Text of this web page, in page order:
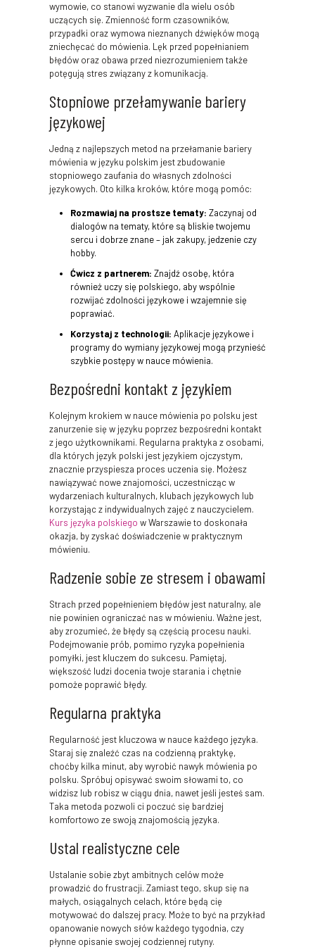
wymowie, co stanowi wyzwanie dla wielu osób
uczących się. Zmienność form czasowników,
przypadki oraz wymowa nieznanych dźwięków mogą
zniechęcać do mówienia. Lęk przed popełnianiem
błędów oraz obawa przed niezrozumieniem także
potęgują stres związany z komunikacją.
Stopniowe przełamywanie bariery
językowej
Jedną z najlepszych metod na przełamanie bariery
mówienia w języku polskim jest zbudowanie
stopniowego zaufania do własnych zdolności
językowych. Oto kilka kroków, które mogą pomóc:
Rozmawiaj na prostsze tematy: Zaczynaj od
dialogów na tematy, które są bliskie twojemu
sercu i dobrze znane – jak zakupy, jedzenie czy
hobby.
Ćwicz z partnerem: Znajdź osobę, która
również uczy się polskiego, aby wspólnie
rozwijać zdolności językowe i wzajemnie się
poprawiać.
Korzystaj z technologii: Aplikacje językowe i
programy do wymiany językowej mogą przynieść
szybkie postępy w nauce mówienia.
Bezpośredni kontakt z językiem
Kolejnym krokiem w nauce mówienia po polsku jest
zanurzenie się w języku poprzez bezpośredni kontakt
z jego użytkownikami. Regularna praktyka z osobami,
dla których język polski jest językiem ojczystym,
znacznie przyspiesza proces uczenia się. Możesz
nawiązywać nowe znajomości, uczestnicząc w
wydarzeniach kulturalnych, klubach językowych lub
korzystając z indywidualnych zajęć z nauczycielem.
Kurs języka polskiego w Warszawie to doskonała
okazja, by zyskać doświadczenie w praktycznym
mówieniu.
Radzenie sobie ze stresem i obawami
Strach przed popełnieniem błędów jest naturalny, ale
nie powinien ograniczać nas w mówieniu. Ważne jest,
aby zrozumieć, że błędy są częścią procesu nauki.
Podejmowanie prób, pomimo ryzyka popełnienia
pomyłki, jest kluczem do sukcesu. Pamiętaj,
większość ludzi docenia twoje starania i chętnie
pomoże poprawić błędy.
Regularna praktyka
Regularność jest kluczowa w nauce każdego języka.
Staraj się znaleźć czas na codzienną praktykę,
choćby kilka minut, aby wyrobić nawyk mówienia po
polsku. Spróbuj opisywać swoim słowami to, co
widzisz lub robisz w ciągu dnia, nawet jeśli jesteś sam.
Taka metoda pozwoli ci poczuć się bardziej
komfortowo ze swoją znajomością języka.
Ustal realistyczne cele
Ustalanie sobie zbyt ambitnych celów może
prowadzić do frustracji. Zamiast tego, skup się na
małych, osiągalnych celach, które będą cię
motywować do dalszej pracy. Może to być na przykład
opanowanie nowych słów każdego tygodnia, czy
płynne opisanie swojej codziennej rutyny.